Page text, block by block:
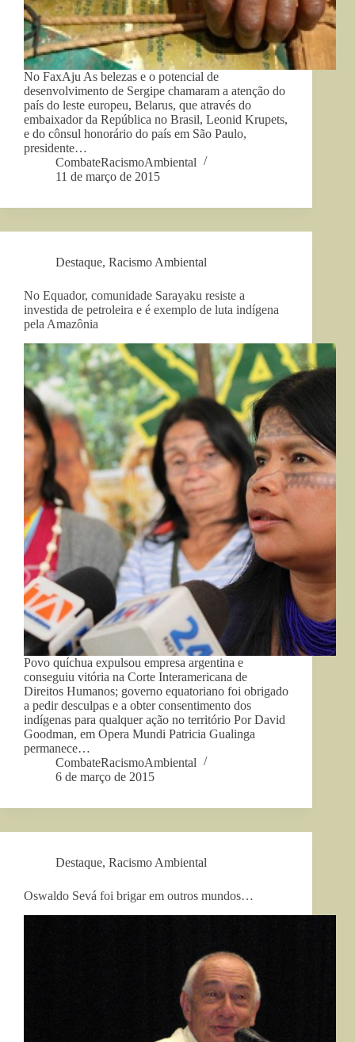
No FaxAju As belezas e o potencial de
desenvolvimento de Sergipe chamaram a atenção do
país do leste europeu, Belarus, que através do
embaixador da República no Brasil, Leonid Krupets,
e do cônsul honorário do país em São Paulo,
presidente…
CombateRacismoAmbiental
11 de março de 2015
Destaque, Racismo Ambiental
No Equador, comunidade Sarayaku resiste a
investida de petroleira e é exemplo de luta indígena
pela Amazônia
Povo quíchua expulsou empresa argentina e
conseguiu vitória na Corte Interamericana de
Direitos Humanos; governo equatoriano foi obrigado
a pedir desculpas e a obter consentimento dos
indígenas para qualquer ação no território Por David
Goodman, em Opera Mundi Patricia Gualinga
permanece…
CombateRacismoAmbiental
6 de março de 2015
Destaque, Racismo Ambiental
Oswaldo Sevá foi brigar em outros mundos…